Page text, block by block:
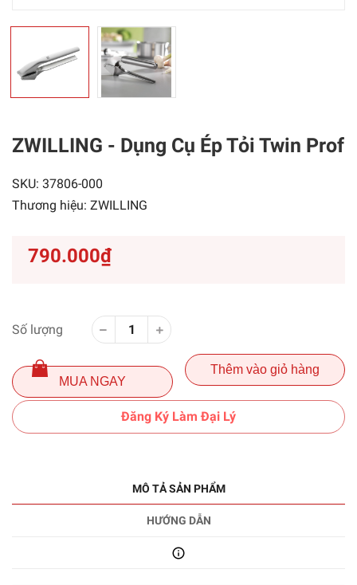
ZWILLING - Dụng Cụ Ép Tỏi Twin Prof
SKU: 37806-000
Thương hiệu: ZWILLING
790.000₫
Số lượng
MUA NGAY
Thêm vào giỏ hàng
Đăng Ký Làm Đại Lý
MÔ TẢ SẢN PHẨM
HƯỚNG DẪN